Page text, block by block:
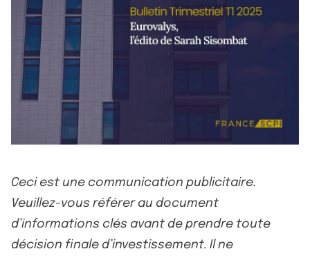
Ceci est une communication publicitaire.
Veuillez-vous référer au document
d’informations clés avant de prendre toute
décision finale d’investissement. Il ne